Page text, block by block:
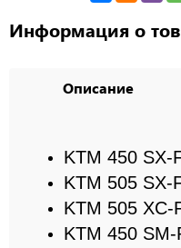
Информация о
Описание
KTM 450 SX-
KTM 505 SX-
KTM 505 XC-
KTM 450 SM-